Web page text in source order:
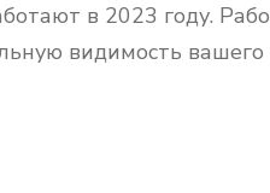
в 2023 году.
видимость вашего